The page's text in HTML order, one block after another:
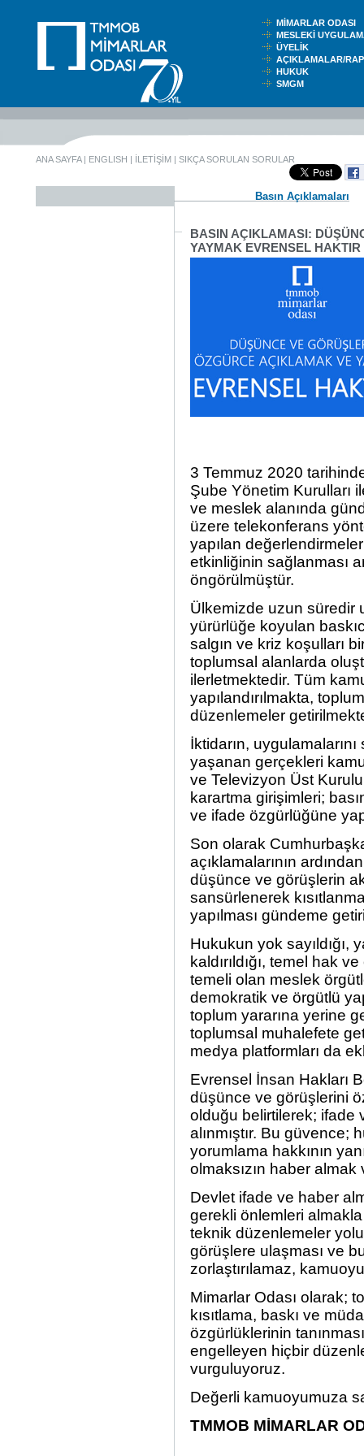
MİMARLAR ODASI
MESLEKİ
ÜYELİK
AÇIKLAMALAR/
HUKUK
SMGM
ANA SAYFA| ENGLISH | İLETİŞİM | SIKÇA SORULAN SORULAR
Basın Açıklamaları
BASIN AÇIKLAMASI:
YAYMAK EVRENSEL HAKTIR
3 Temmuz 2020
Şube Yönetim Kurulları
ve meslek alanında
üzere telekonferans
yapılan
etkinliğinin sağlanması
öngörülmüştür.
Ülkemizde uzun süredir
yürürlüğe koyulan
salgın ve kriz koşulları
toplumsal alanlarda
ilerletmektedir. Tüm
yapılandırılmakta,
düzenlemeler
İktidarın,
yaşanan gerçekleri
ve Televizyon Üst
karartma girişimleri;
ve ifade özgürlüğüne
Son olarak
açıklamalarının
düşünce ve görüşlerin
sansürlenerek
yapılması gündeme
Hukukun yok sayıldığı,
kaldırıldığı, temel hak
temeli olan meslek
demokratik ve örgütlü
toplum yararına yerine
toplumsal muhalefete
medya platformları da
Evrensel İnsan Hakları
düşünce ve görüşlerini
olduğu belirtilerek; ifade
alınmıştır. Bu
yorumlama hakkının
olmaksızın haber
Devlet ifade ve haber
gerekli önlemleri
teknik düzenlemeler
görüşlere ulaşması ve
zorlaştırılamaz,
Mimarlar Odası olarak;
kısıtlama, baskı ve
özgürlüklerinin
engelleyen hiçbir
vurguluyoruz.
Değerli kamuoyumuza
TMMOB MİMARLAR